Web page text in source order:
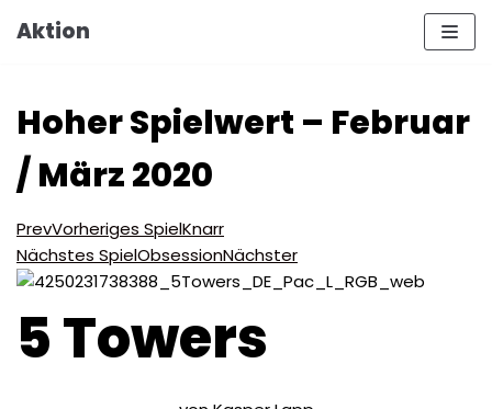
Zum
Aktion
Hoher Spielwert – Februar
/ März 2020
PrevVorheriges SpielKnarr
Nächstes SpielObsessionNächster
5 Towers